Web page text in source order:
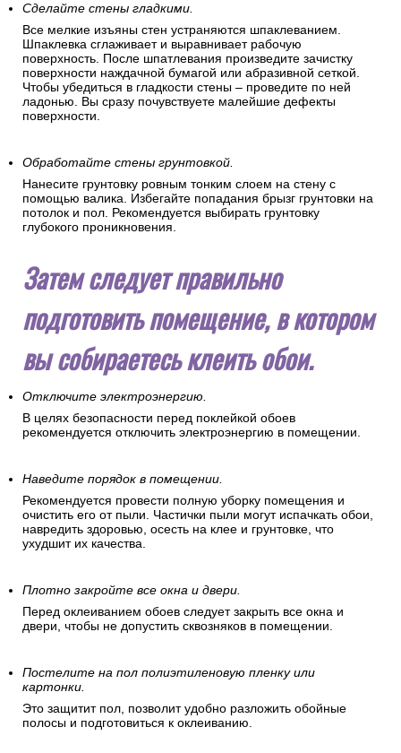
Сделайте стены гладкими.
Все мелкие изъяны стен устраняются шпаклеванием.
Шпаклевка сглаживает и выравнивает рабочую
поверхность. После шпатлевания произведите зачистку
поверхности наждачной бумагой или абразивной сеткой.
Чтобы убедиться в гладкости стены – проведите по ней
ладонью. Вы сразу почувствуете малейшие дефекты
поверхности.
Обработайте стены грунтовкой.
Нанесите грунтовку ровным тонким слоем на стену с
помощью валика. Избегайте попадания брызг грунтовки на
потолок и пол. Рекомендуется выбирать грунтовку
глубокого проникновения.
Затем следует правильно
подготовить помещение, в котором
вы собираетесь клеить обои.
Отключите электроэнергию.
В целях безопасности перед поклейкой обоев
рекомендуется отключить электроэнергию в помещении.
Наведите порядок в помещении.
Рекомендуется провести полную уборку помещения и
очистить его от пыли. Частички пыли могут испачкать обои,
навредить здоровью, осесть на клее и грунтовке, что
ухудшит их качества.
Плотно закройте все окна и двери.
Перед оклеиванием обоев следует закрыть все окна и
двери, чтобы не допустить сквозняков в помещении.
Постелите на пол полиэтиленовую пленку или
картонки.
Это защитит пол, позволит удобно разложить обойные
полосы и подготовиться к оклеиванию.